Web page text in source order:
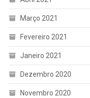
Março 2021
Fevereiro 2021
Janeiro 2021
Dezembro 2020
Novembro 2020